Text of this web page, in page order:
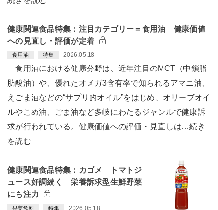
健康関連食品特集：注目カテゴリー＝食用油 健康価値
への見直し・評価が定着
食用油 特集 2026.05.18
食用油における健康分野は、近年注目のMCT（中鎖脂
肪酸油）や、優れたオメガ3含有率で知られるアマニ油、
えごま油などの“サプリ的オイル”をはじめ、オリーブオイ
ルやこめ油、ごま油など多岐にわたるジャンルで健康訴
求が行われている。健康価値への評価・見直しは…続き
を読む
健康関連食品特集：カゴメ トマトジ
ュース好調続く 栄養訴求型生鮮野菜
にも注力
果実飲料 特集 2026.05.18